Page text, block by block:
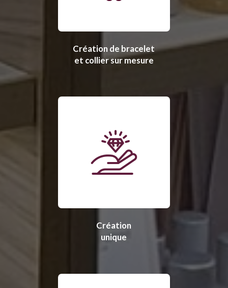
Création de bracelet
et collier sur mesure
Création
unique